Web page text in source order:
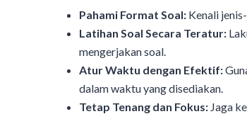
Pahami Format Soal: Kenali
Latihan Soal Secara Teratur:
mengerjakan soal.
Atur Waktu dengan Efektif:
dalam waktu yang disediakan.
Tetap Tenang dan Fokus: Jaga